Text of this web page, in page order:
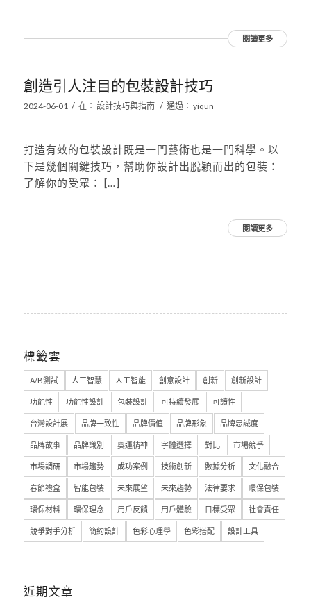
閱讀更多
創造引人注目的包裝設計技巧
2024-06-01 / 在： 設計技巧與指南 / 通過： yiqun
打造有效的包裝設計既是一門藝術也是一門科學。以
下是幾個關鍵技巧，幫助你設計出脫穎而出的包裝：
了解你的受眾： […]
閱讀更多
標籤雲
A/B測試 人工智慧 人工智能 創意設計 創新 創新設計
功能性 功能性設計 包裝設計 可持續發展 可讀性
台灣設計展 品牌一致性 品牌價值 品牌形象 品牌忠誠度
品牌故事 品牌識別 奧運精神 字體選擇 對比 市場競爭
市場調研 市場趨勢 成功案例 技術創新 數據分析 文化融合
春節禮盒 智能包裝 未來展望 未來趨勢 法律要求 環保包裝
環保材料 環保理念 用戶反饋 用戶體驗 目標受眾 社會責任
競爭對手分析 簡約設計 色彩心理學 色彩搭配 設計工具
近期文章